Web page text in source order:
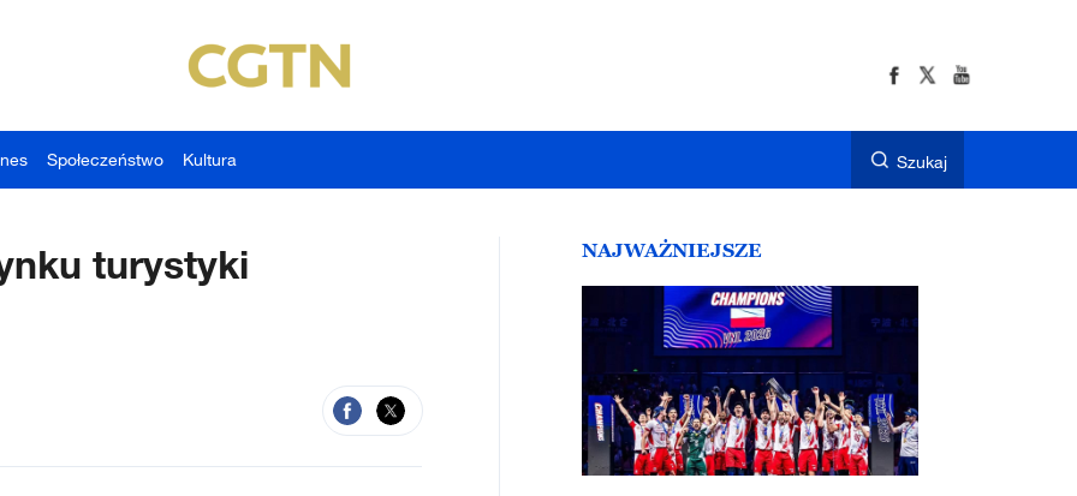
Społeczeństwo Kultura Szukaj
turystyki NAJWAŻNIEJSZE